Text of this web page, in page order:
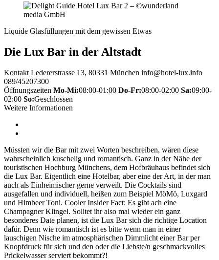
Liquide Glasfüllungen mit dem gewissen Etwas
Die Lux Bar in der Altstadt
Kontakt Ledererstrasse 13, 80331 München info@hotel-lux.info
089/45207300
Öffnungszeiten Mo-Mi:08:00-01:00 Do-Fr:08:00-02:00 Sa:09:00-
02:00 So:Geschlossen
Weitere Informationen
Müssten wir die Bar mit zwei Worten beschreiben, wären diese
wahrscheinlich kuschelig und romantisch. Ganz in der Nähe der
touristischen Hochburg Münchens, dem Hofbräuhaus befindet sich
die Lux Bar. Eigentlich eine Hotelbar, aber eine der Art, in der man
auch als Einheimischer gerne verweilt. Die Cocktails sind
ausgefallen und individuell, heißen zum Beispiel MöMö, Luxgard
und Himbeer Toni. Cooler Insider Fact: Es gibt ach eine
Champagner Klingel. Solltet ihr also mal wieder ein ganz
besonderes Date planen, ist die Lux Bar sich die richtige Location
dafür. Denn wie romantisch ist es bitte wenn man in einer
lauschigen Nische im atmosphärischen Dimmlicht einer Bar per
Knopfdruck für sich und den oder die Liebste/n geschmackvolles
Prickelwasser serviert bekommt?!